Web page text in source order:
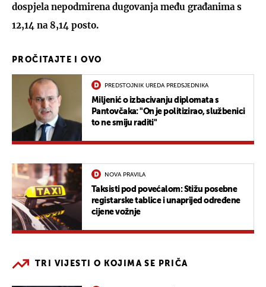
dospjela nepodmirena dugovanja među građanima s
12,14 na 8,14 posto.
PROČITAJTE I OVO
PREDSTOJNIK UREDA PREDSJEDNIKA
Miljenić o izbacivanju diplomata s
Pantovčaka: "On je politizirao, službenici
to ne smiju raditi"
NOVA PRAVILA
Taksisti pod povećalom: Stižu posebne
registarske tablice i unaprijed određene
cijene vožnje
TRI VIJESTI O KOJIMA SE PRIČA